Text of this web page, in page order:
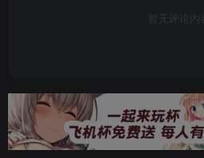
暂无评论内容